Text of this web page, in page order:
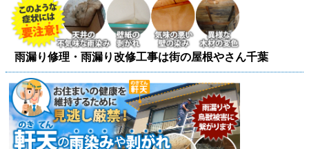
雨漏り修理・雨漏り改修工事は街の屋根やさん千葉